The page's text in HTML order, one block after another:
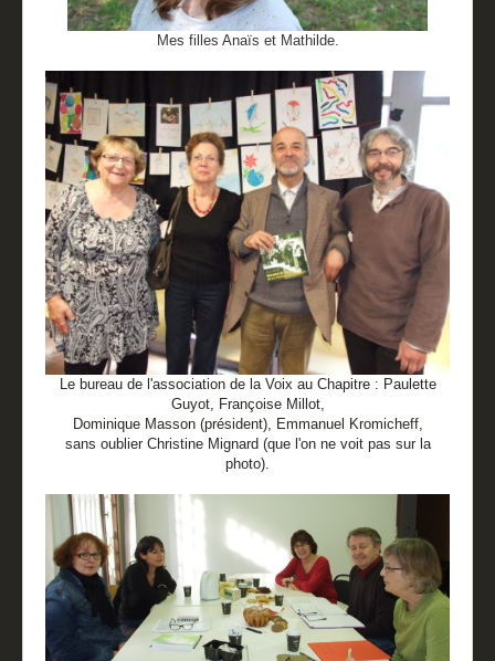
Mes filles Anaïs et Mathilde.
Le bureau de l'association de la Voix au Chapitre : Paulette
Guyot, Françoise Millot,
Dominique Masson (président), Emmanuel Kromicheff,
sans oublier Christine Mignard (que l'on ne voit pas sur la
photo).